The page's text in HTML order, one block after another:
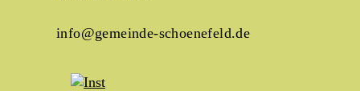
info@gemeinde-schoenefeld.de